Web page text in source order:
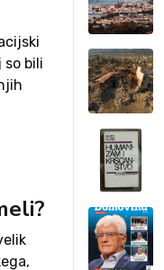
so bili
in